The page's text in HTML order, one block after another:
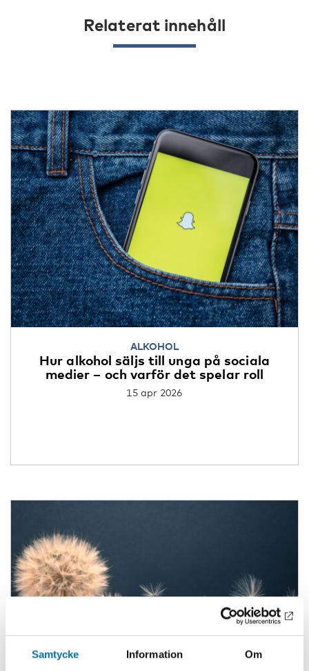
Samtycke Information Om
Relaterat innehåll
ALKOHOL
Hur alkohol säljs till unga på sociala
medier – och varför det spelar roll
15 apr 2026